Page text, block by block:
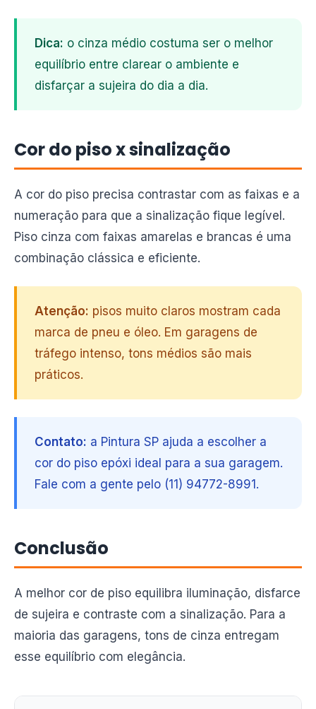
Dica: o cinza médio costuma ser o melhor
equilíbrio entre clarear o ambiente e
disfarçar a sujeira do dia a dia.
Cor do piso x sinalização
A cor do piso precisa contrastar com as faixas e a
numeração para que a sinalização fique legível.
Piso cinza com faixas amarelas e brancas é uma
combinação clássica e eficiente.
Atenção: pisos muito claros mostram cada
marca de pneu e óleo. Em garagens de
tráfego intenso, tons médios são mais
práticos.
Contato: a Pintura SP ajuda a escolher a
cor do piso epóxi ideal para a sua garagem.
Fale com a gente pelo (11) 94772-8991.
Conclusão
A melhor cor de piso equilibra iluminação, disfarce
de sujeira e contraste com a sinalização. Para a
maioria das garagens, tons de cinza entregam
esse equilíbrio com elegância.